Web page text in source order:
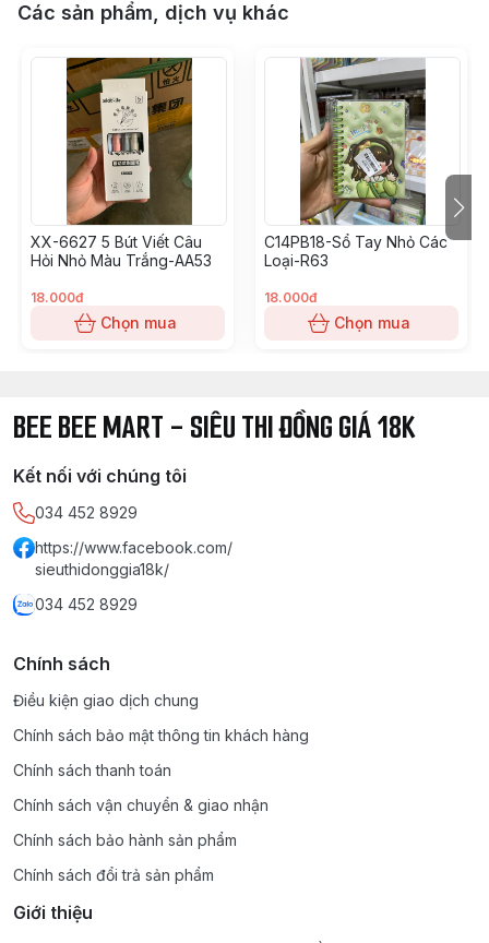
Các sản phẩm, dịch vụ khác
XX-6627 5 Bút Viết Câu
Hỏi Nhỏ Màu Trắng-AA53
18.000đ
Chọn mua
C14PB18-Sổ Tay Nhỏ Các
Loại-R63
18.000đ
Chọn mua
BEE BEE MART - SIÊU THI ĐỒNG GIÁ 18K
Kết nối với chúng tôi
034 452 8929
https://www.facebook.com/
sieuthidonggia18k/
034 452 8929
Chính sách
Điều kiện giao dịch chung
Chính sách bảo mật thông tin khách hàng
Chính sách thanh toán
Chính sách vận chuyển & giao nhận
Chính sách bảo hành sản phẩm
Chính sách đổi trả sản phẩm
Giới thiệu